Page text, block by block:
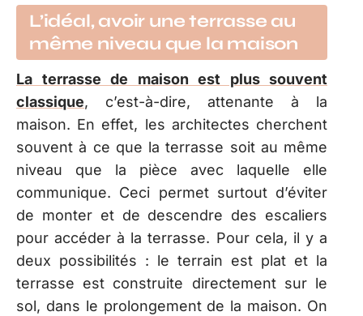
L’idéal, avoir une terrasse au
même niveau que la maison
La terrasse de maison est plus souvent
classique, c’est-à-dire, attenante à la
maison. En effet, les architectes cherchent
souvent à ce que la terrasse soit au même
niveau que la pièce avec laquelle elle
communique. Ceci permet surtout d’éviter
de monter et de descendre des escaliers
pour accéder à la terrasse. Pour cela, il y a
deux possibilités : le terrain est plat et la
terrasse est construite directement sur le
sol, dans le prolongement de la maison. On